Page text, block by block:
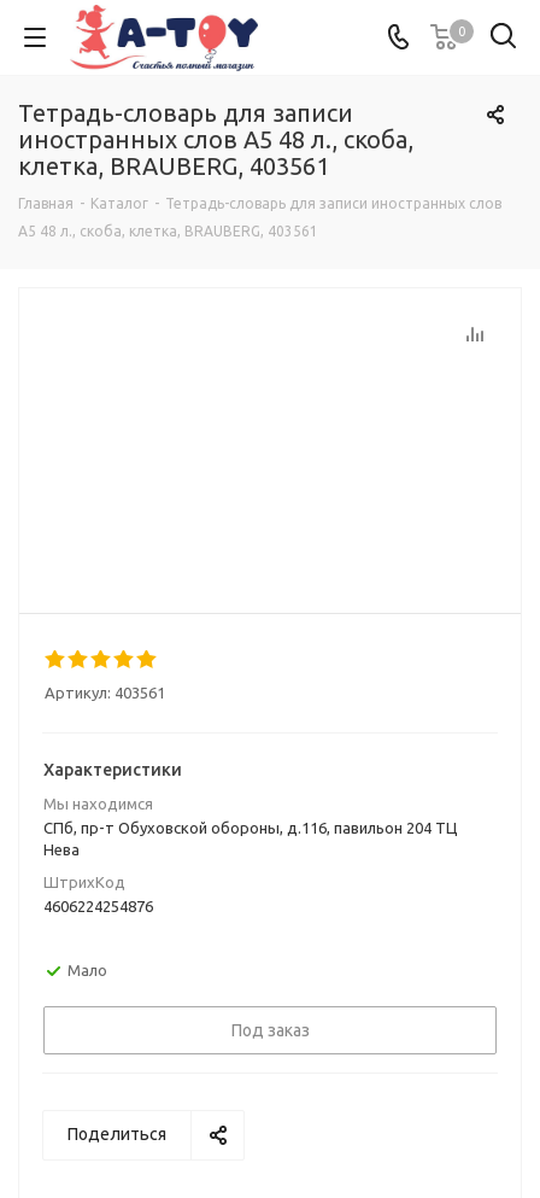
0
Тетрадь-словарь для записи
иностранных слов А5 48 л., скоба,
клетка, BRAUBERG, 403561
Главная - Каталог - Тетрадь-словарь для записи иностранных слов
А5 48 л., скоба, клетка, BRAUBERG, 403561
Артикул: 403561
Характеристики
Мы находимся
СПб, пр-т Обуховской обороны, д.116, павильон 204 ТЦ
Нева
ШтрихКод
4606224254876
Мало
Под заказ
Поделиться